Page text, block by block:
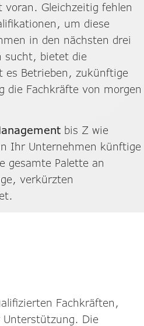
voran. Gleichzeitig fehlen
um diese
in den nächsten drei
sucht, bietet die
es Betrieben, zukünftige
die Fachkräfte von morgen
bis Z wie
Ihr Unternehmen künftige
gesamte Palette an
verkürzten
Fachkräften,
Die